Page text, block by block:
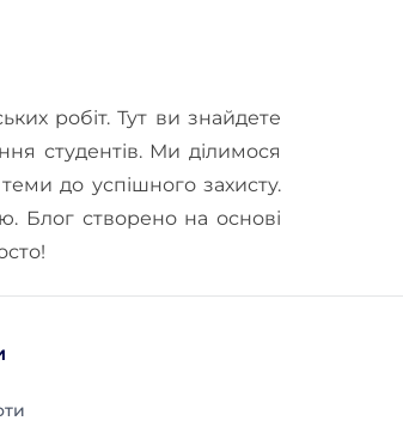
робіт. Тут ви знайдете
студентів. Ми ділимося
до успішного захисту.
Блог створено на основі